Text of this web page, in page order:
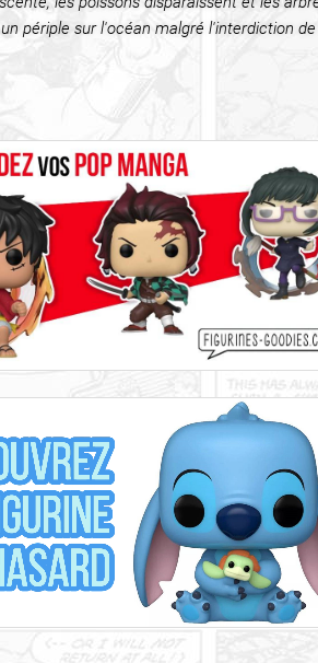
périple sur l'océan malgré l'interdiction